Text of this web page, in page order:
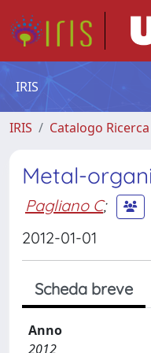
IRIS
IRIS Catalogo
Metal-
Pagliano C;
2012-01-01
Scheda breve
Anno
2012